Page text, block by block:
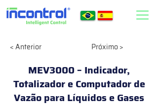
< Anterior Próximo >
MEV3000 – Indicador,
Totalizador e Computador de
Vazão para Líquidos e Gases